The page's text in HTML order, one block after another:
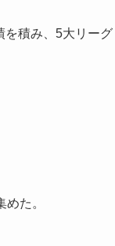
積み、5大リーグ
た。